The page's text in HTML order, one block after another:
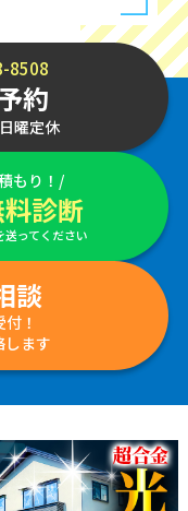
8508
約
曜定休
もり！/
診断
ってください
談
！
します